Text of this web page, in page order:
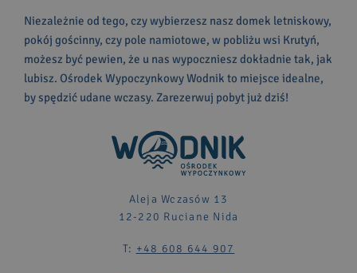
Niezależnie od tego, czy wybierzesz nasz domek letniskowy,
pokój gościnny, czy pole namiotowe, w pobliżu wsi Krutyń,
możesz być pewien, że u nas wypoczniesz dokładnie tak, jak
lubisz. Ośrodek Wypoczynkowy Wodnik to miejsce idealne,
by spędzić udane wczasy. Zarezerwuj pobyt już dziś!
Aleja Wczasów 13
12-220 Ruciane Nida
T: +48 608 644 907